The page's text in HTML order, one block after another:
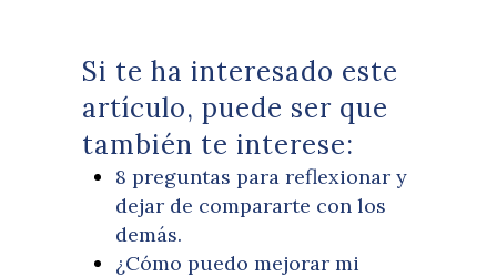
Si te ha interesado este
artículo, puede ser que
también te interese:
8 preguntas para reflexionar y
dejar de compararte con los
demás.
¿Cómo puedo mejorar mi